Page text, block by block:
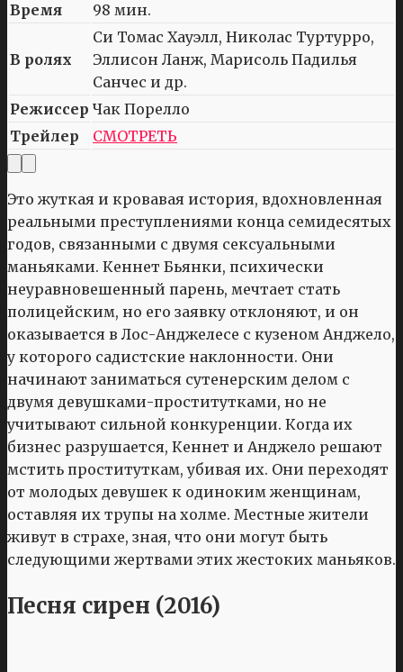
Время
98 мин.
В ролях
Си Томас Хауэлл, Николас Туртурро,
Эллисон Ланж, Марисоль Падилья
Санчес и др.
Режиссер Чак Порелло
Трейлер
СМОТРЕТЬ
Это жуткая и кровавая история, вдохновленная
реальными преступлениями конца семидесятых
годов, связанными с двумя сексуальными
маньяками. Кеннет Бьянки, психически
неуравновешенный парень, мечтает стать
полицейским, но его заявку отклоняют, и он
оказывается в Лос-Анджелесе с кузеном Анджело,
у которого садистские наклонности. Они
начинают заниматься сутенерским делом с
двумя девушками-проститутками, но не
учитывают сильной конкуренции. Когда их
бизнес разрушается, Кеннет и Анджело решают
мстить проституткам, убивая их. Они переходят
от молодых девушек к одиноким женщинам,
оставляя их трупы на холме. Местные жители
живут в страхе, зная, что они могут быть
следующими жертвами этих жестоких маньяков.
Песня сирен (2016)